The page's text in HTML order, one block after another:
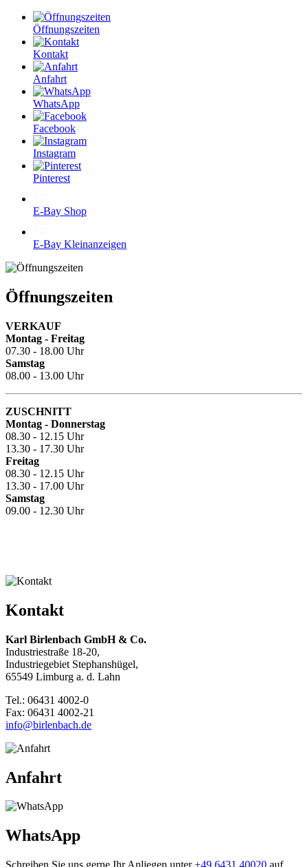
Öffnungszeiten
Kontakt
Anfahrt
WhatsApp
Facebook
Instagram
Pinterest
E-Bay Shop
E-Bay Kleinanzeigen
Öffnungszeiten
VERKAUF
Montag - Freitag
07.30 - 18.00 Uhr
Samstag
08.00 - 13.00 Uhr
ZUSCHNITT
Montag - Donnerstag
08.30 - 12.15 Uhr
13.30 - 17.30 Uhr
Freitag
08.30 - 12.15 Uhr
13.30 - 17.00 Uhr
Samstag
09.00 - 12.30 Uhr
Kontakt
Karl Birlenbach GmbH & Co.
Industriestraße 18-20,
Industriegebiet Stephanshügel,
65549 Limburg a. d. Lahn
Tel.: 06431 4002-0
Fax: 06431 4002-21
info@birlenbach.de
Anfahrt
WhatsApp